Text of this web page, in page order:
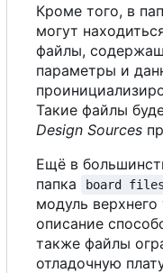
Кроме того, в
могут
файлы,
параметры и
Такие файлы
Design Sources
Ещё в
папка
board files
модуль
описание
также файлы
отладочную